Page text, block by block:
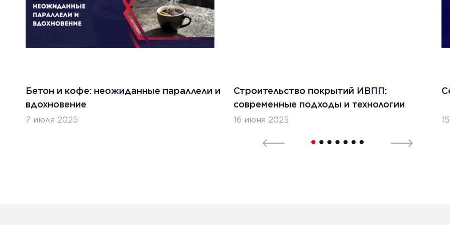
Бетон и кофе: неожиданные параллели и
вдохновение
7 июля 2025
Строительство покрытий ИВПП:
современные подходы и технологии
16 июня 2025